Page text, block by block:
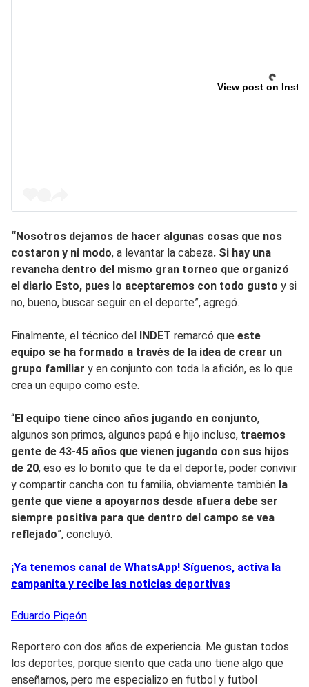
View post on
“Nosotros dejamos de hacer algunas cosas que nos
costaron y ni modo, a levantar la cabeza. Si hay una
revancha dentro del mismo gran torneo que organizó
el diario Esto, pues lo aceptaremos con todo gusto y si
no, bueno, buscar seguir en el deporte”, agregó.
Finalmente, el técnico del INDET remarcó que este
equipo se ha formado a través de la idea de crear un
grupo familiar y en conjunto con toda la afición, es lo que
crea un equipo como este.
“El equipo tiene cinco años jugando en conjunto,
algunos son primos, algunos papá e hijo incluso, traemos
gente de 43-45 años que vienen jugando con sus hijos
de 20, eso es lo bonito que te da el deporte, poder convivir
y compartir cancha con tu familia, obviamente también la
gente que viene a apoyarnos desde afuera debe ser
siempre positiva para que dentro del campo se vea
reflejado”, concluyó.
¡Ya tenemos canal de WhatsApp! Síguenos, activa la
campanita y recibe las noticias deportivas
Eduardo Pigeón
Reportero con dos años de experiencia. Me gustan todos
los deportes, porque siento que cada uno tiene algo que
enseñarnos, pero me especializo en futbol y futbol